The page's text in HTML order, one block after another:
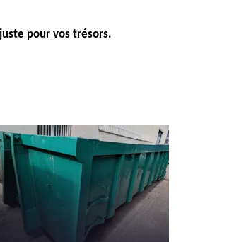
pour vos trésors.
Vidage et débarras entreprise et